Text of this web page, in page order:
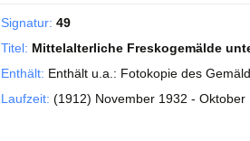
Signatur: 49
Titel: Mittelalterliche Freskogemälde
Enthält: Enthält u.a.: Fotokopie des
Laufzeit: (1912) November 1932 - Oktober